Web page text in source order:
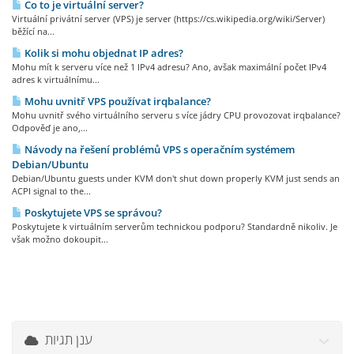
Co to je virtuální server?
Virtuální privátní server (VPS) je server (https://cs.wikipedia.org/wiki/Server)
běžící na...
Kolik si mohu objednat IP adres?
Mohu mít k serveru více než 1 IPv4 adresu? Ano, avšak maximální počet IPv4
adres k virtuálnímu...
Mohu uvnitř VPS používat irqbalance?
Mohu uvnitř svého virtuálního serveru s více jádry CPU provozovat irqbalance?
Odpověď je ano,...
Návody na řešení problémů VPS s operačním systémem
Debian/Ubuntu
Debian/Ubuntu guests under KVM don't shut down properly KVM just sends an
ACPI signal to the...
Poskytujete VPS se správou?
Poskytujete k virtuálním serverům technickou podporu? Standardně nikoliv. Je
však možno dokoupit...
ענן תגיות